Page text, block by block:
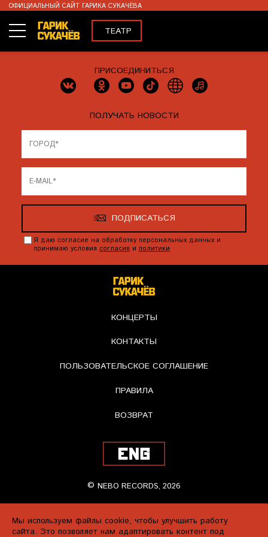
ОФИЦИАЛЬНЫЙ САЙТ ГАРИКА СУКАЧЁВА
ТЕАТР
ВИДЕО
ENG
ПРИСОЕДИНИТЬСЯ
ПОЛУЧАТЬ НОВОСТИ
ПОДПИСАТЬСЯ
Я даю согласие на обработку персональных данных и
принимаю условия согласия и политики
КОНЦЕРТЫ
КОНТАКТЫ
ПОЛЬЗОВАТЕЛЬСКОЕ СОГЛАШЕНИЕ
ПРАВИЛА
ВОЗВРАТ
NEBO RECORDS, 2026
Мы используем файлы cookie, чтобы улучшить работу
сайта. Это позволяет нам адаптировать контент под